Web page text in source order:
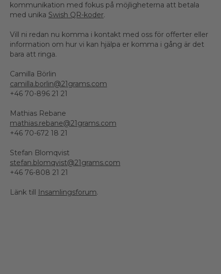
kommunikation med fokus på möjligheterna att betala
med unika Swish QR-koder.
Vill ni redan nu komma i kontakt med oss för offerter eller
information om hur vi kan hjälpa er komma i gång är det
bara att ringa.
Camilla Börlin
camilla.borlin@21grams.com
+46 70-896 21 21
Mathias Rebane
mathias.rebane@21grams.com
+46 70-672 18 21
Stefan Blomqvist
stefan.blomqvist@21grams.com
+46 76-808 21 21
Länk till Insamlingsforum.